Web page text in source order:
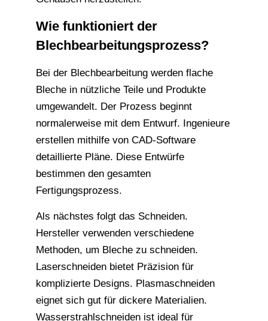
Wie funktioniert der
Blechbearbeitungsprozess?
Bei der Blechbearbeitung werden flache
Bleche in nützliche Teile und Produkte
umgewandelt. Der Prozess beginnt
normalerweise mit dem Entwurf. Ingenieure
erstellen mithilfe von CAD-Software
detaillierte Pläne. Diese Entwürfe
bestimmen den gesamten
Fertigungsprozess.
Als nächstes folgt das Schneiden.
Hersteller verwenden verschiedene
Methoden, um Bleche zu schneiden.
Laserschneiden bietet Präzision für
komplizierte Designs. Plasmaschneiden
eignet sich gut für dickere Materialien.
Wasserstrahlschneiden ist ideal für